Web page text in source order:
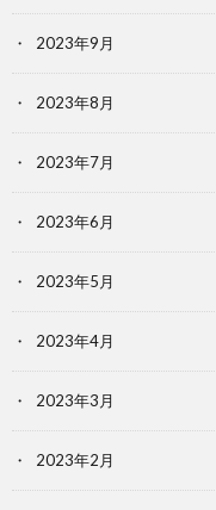
2023年9月
2023年8月
2023年7月
2023年6月
2023年5月
2023年4月
2023年3月
2023年2月